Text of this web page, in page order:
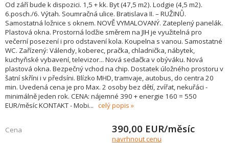
Od září bude k dispozici. 1,5 + kk. Byt (47,5 m2). Lodgie (4,5 m2).
6.posch./6. Výtah. Soumračná ulice. Bratislava II. – RUŽINŮ.
Samostatná ložnice s oknem. NOVĚ VYMALOVANÝ. Zateplený panelák.
Plastová okna. Prostorná lodžie směrem na JIH je využitelná pro
večerní posezení i pro odstavení kola. Koupelna s vanou. Samostatné
WC. Zařízený: Válendy, koberec, pračka, chladnička, nábytek,
kuchyňské vybavení, televizor... Nová sedačka v obýváku. Nová
plastová okna. Bezpečný vchod na chip. Dostatek úložného prostoru v
šatní skříni i v předsíni. Blízko MHD, tramvaje, autobus, do centra 20
min. Uvedená cena je pro Max. 2 osoby bez dětí, zvířat, nekuřáci -
minimálně jeden rok. CENA: nájemné 390 + energie 160 = 550
EUR/měsíc KONTAKT - Mobi... celý popis
Cena 390,00 EUR/měsíc
navrhnout cenu